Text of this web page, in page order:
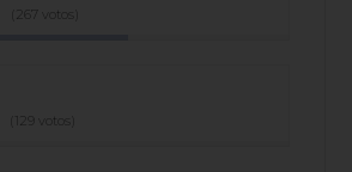
(267 votos)
(129 votos)